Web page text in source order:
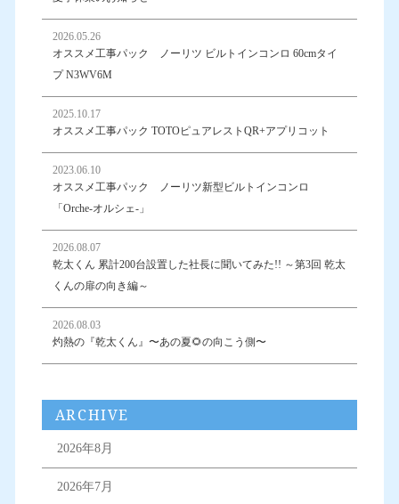
2026.05.26
オススメ工事パック ノーリツ ビルトインコンロ 60cmタイ
プ N3WV6M
2025.10.17
オススメ工事パック TOTOピュアレストQR+アプリコット
2023.06.10
オススメ工事パック ノーリツ新型ビルトインコンロ
「Orche-オルシェ-」
2026.08.07
乾太くん 累計200台設置した社長に聞いてみた!! ～第3回 乾太
くんの扉の向き編～
2026.08.03
灼熱の『乾太くん』〜あの夏🌻の向こう側〜
ARCHIVE
2026年8月
2026年7月